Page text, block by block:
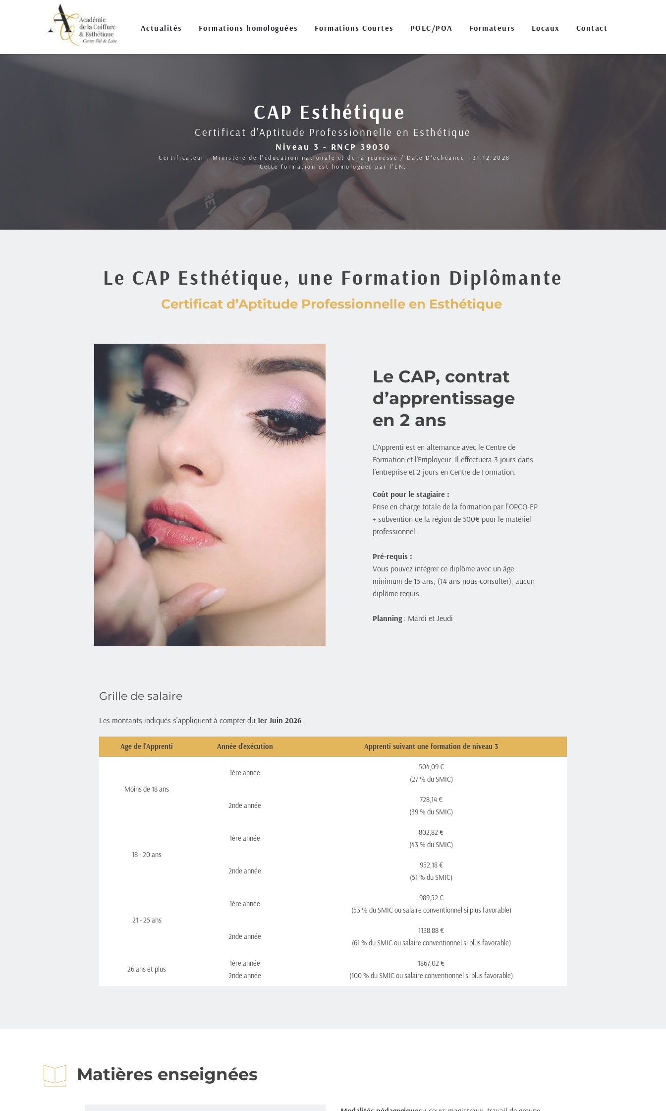
Actualités Formations homologuées Formations Courtes POEC/POA Formateurs Locaux Contact
CAP Esthétique
Certificat d'Aptitude Professionnelle en Esthétique
Niveau 3 - RNCP 39030
Certificateur : Ministère de l'éducation nationale et de la jeunesse / Date D'échéance : 31.12.2028
Cette formation est homologuée par l’EN.
Le CAP Esthétique, une Formation Diplômante
Certificat d’Aptitude Professionnelle en Esthétique
Le CAP, contrat
d’apprentissage
en 2 ans
L'Apprenti est en alternance avec le Centre de
Formation et l’Employeur. Il effectuera 3 jours dans
l’entreprise et 2 jours en Centre de Formation.
Coût pour le stagiaire :
Prise en charge totale de la formation par l'OPCO-EP
+ subvention de la région de 500€ pour le matériel
professionnel.
Pré-requis :
Vous pouvez intégrer ce diplôme avec un âge
minimum de 15 ans, (14 ans nous consulter), aucun
diplôme requis.
Planning : Mardi et Jeudi
Grille de salaire
Les montants indiqués s'appliquent à compter du 1er Juin 2026.
Age de l'Apprenti Année d'exécution Apprenti suivant une formation de niveau 3
Moins de 18 ans
1ère année
504,09 €
(27 % du SMIC)
2nde année
728,14 €
(39 % du SMIC)
18 - 20 ans
1ère année
802,82 €
(43 % du SMIC)
2nde année
952,18 €
(51 % du SMIC)
21 - 25 ans
1ère année
989,52 €
(53 % du SMIC ou salaire conventionnel si plus favorable)
2nde année
1138,88 €
(61 % du SMIC ou salaire conventionnel si plus favorable)
26 ans et plus
1ère année
2nde année
1867,02 €
(100 % du SMIC ou salaire conventionnel si plus favorable)
Matières enseignées